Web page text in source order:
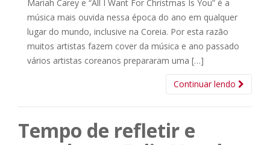
Mariah Carey e “All I Want For Christmas Is You” é a
música mais ouvida nessa época do ano em qualquer
lugar do mundo, inclusive na Coreia. Por esta razão
muitos artistas fazem cover da música e ano passado
vários artistas coreanos prepararam uma […]
Continuar lendo
Tempo de refletir e